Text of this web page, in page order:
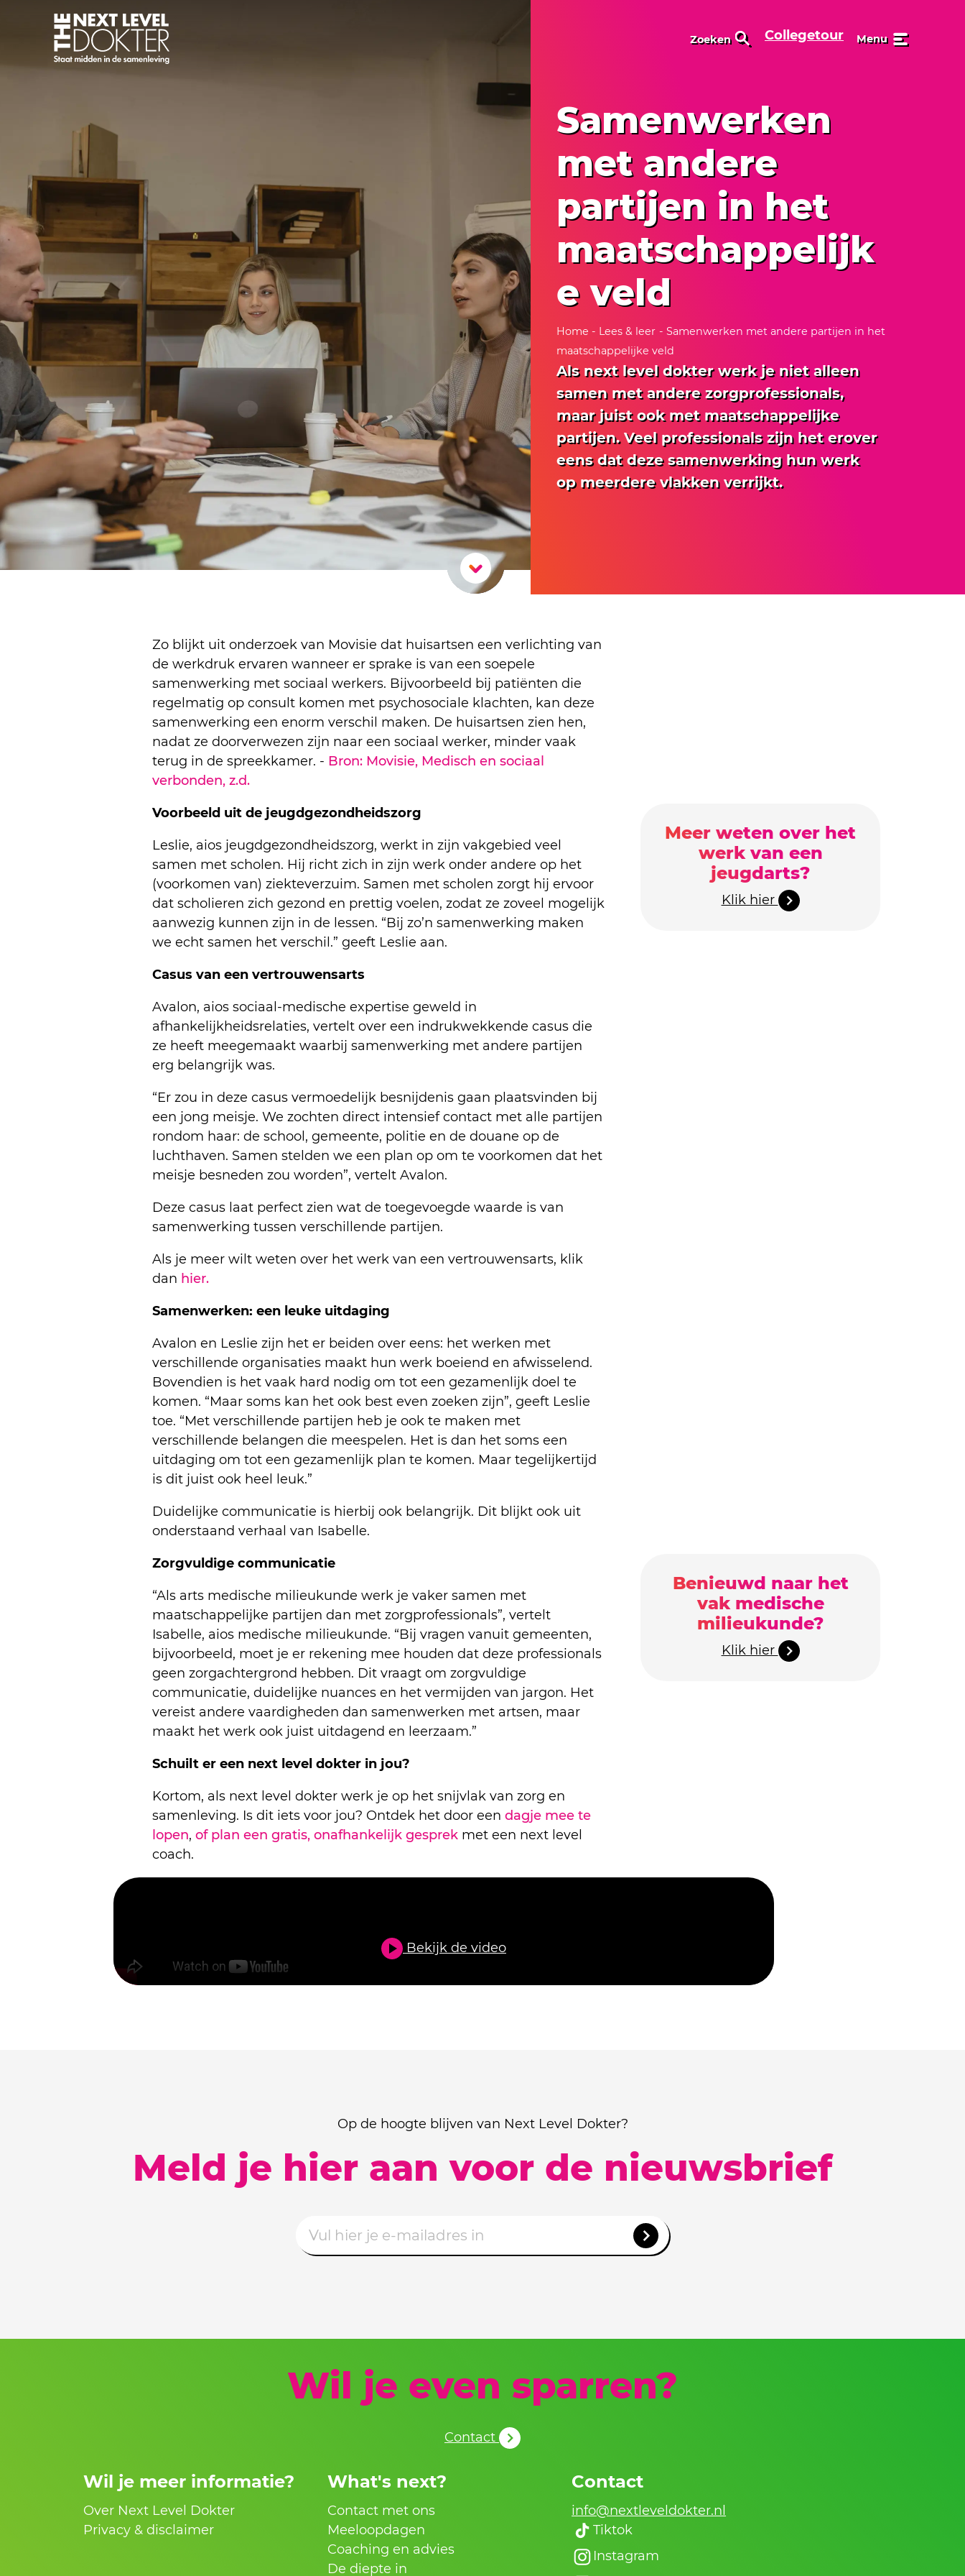
Zoeken Collegetour Menu
Samenwerken
met andere
partijen in het
maatschappelijk
e veld
Home- Lees & leer - Samenwerken met andere partijen in het
maatschappelijke veld
Als next level dokter werk je niet alleen
samen met andere zorgprofessionals,
maar juist ook met maatschappelijke
partijen. Veel professionals zijn het erover
eens dat deze samenwerking hun werk
op meerdere vlakken verrijkt.
Zo blijkt uit onderzoek van Movisie dat huisartsen een verlichting van
de werkdruk ervaren wanneer er sprake is van een soepele
samenwerking met sociaal werkers. Bijvoorbeeld bij patiënten die
regelmatig op consult komen met psychosociale klachten, kan deze
samenwerking een enorm verschil maken. De huisartsen zien hen,
nadat ze doorverwezen zijn naar een sociaal werker, minder vaak
terug in de spreekkamer. - Bron: Movisie, Medisch en sociaal
verbonden, z.d.
Voorbeeld uit de jeugdgezondheidszorg
Leslie, aios jeugdgezondheidszorg, werkt in zijn vakgebied veel
samen met scholen. Hij richt zich in zijn werk onder andere op het
(voorkomen van) ziekteverzuim. Samen met scholen zorgt hij ervoor
dat scholieren zich gezond en prettig voelen, zodat ze zoveel mogelijk
aanwezig kunnen zijn in de lessen. “Bij zo’n samenwerking maken
we echt samen het verschil.” geeft Leslie aan.
Meer weten over het
werk van een
jeugdarts?
Klik hier
Casus van een vertrouwensarts
Avalon, aios sociaal-medische expertise geweld in
afhankelijkheidsrelaties, vertelt over een indrukwekkende casus die
ze heeft meegemaakt waarbij samenwerking met andere partijen
erg belangrijk was.
“Er zou in deze casus vermoedelijk besnijdenis gaan plaatsvinden bij
een jong meisje. We zochten direct intensief contact met alle partijen
rondom haar: de school, gemeente, politie en de douane op de
luchthaven. Samen stelden we een plan op om te voorkomen dat het
meisje besneden zou worden”, vertelt Avalon.
Deze casus laat perfect zien wat de toegevoegde waarde is van
samenwerking tussen verschillende partijen.
Als je meer wilt weten over het werk van een vertrouwensarts, klik
dan hier.
Samenwerken: een leuke uitdaging
Avalon en Leslie zijn het er beiden over eens: het werken met
verschillende organisaties maakt hun werk boeiend en afwisselend.
Bovendien is het vaak hard nodig om tot een gezamenlijk doel te
komen. “Maar soms kan het ook best even zoeken zijn”, geeft Leslie
toe. “Met verschillende partijen heb je ook te maken met
verschillende belangen die meespelen. Het is dan het soms een
uitdaging om tot een gezamenlijk plan te komen. Maar tegelijkertijd
is dit juist ook heel leuk.”
Duidelijke communicatie is hierbij ook belangrijk. Dit blijkt ook uit
onderstaand verhaal van Isabelle.
Zorgvuldige communicatie
“Als arts medische milieukunde werk je vaker samen met
maatschappelijke partijen dan met zorgprofessionals”, vertelt
Isabelle, aios medische milieukunde. “Bij vragen vanuit gemeenten,
bijvoorbeeld, moet je er rekening mee houden dat deze professionals
geen zorgachtergrond hebben. Dit vraagt om zorgvuldige
communicatie, duidelijke nuances en het vermijden van jargon. Het
vereist andere vaardigheden dan samenwerken met artsen, maar
maakt het werk ook juist uitdagend en leerzaam.”
Schuilt er een next level dokter in jou?
Kortom, als next level dokter werk je op het snijvlak van zorg en
samenleving. Is dit iets voor jou? Ontdek het door een dagje mee te
lopen, of plan een gratis, onafhankelijk gesprek met een next level
coach.
Benieuwd naar het
vak medische
milieukunde?
Klik hier
Bekijk de video
Op de hoogte blijven van Next Level Dokter?
Meld je hier aan voor de nieuwsbrief
Wil je even sparren?
Contact
Wil je meer informatie?
Over Next Level Dokter
Privacy & disclaimer
What's next?
Contact met ons
Meeloopdagen
Coaching en advies
De diepte in
Contact
info@nextleveldokter.nl
Tiktok
Instagram